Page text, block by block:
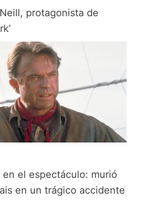
protagonista de
en el espectáculo: murió
en un trágico accidente